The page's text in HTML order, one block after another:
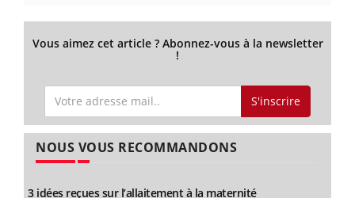
Vous aimez cet article ? Abonnez-vous à la newsletter
!
S'inscrire
NOUS VOUS RECOMMANDONS
3 idées reçues sur l’allaitement à la maternité